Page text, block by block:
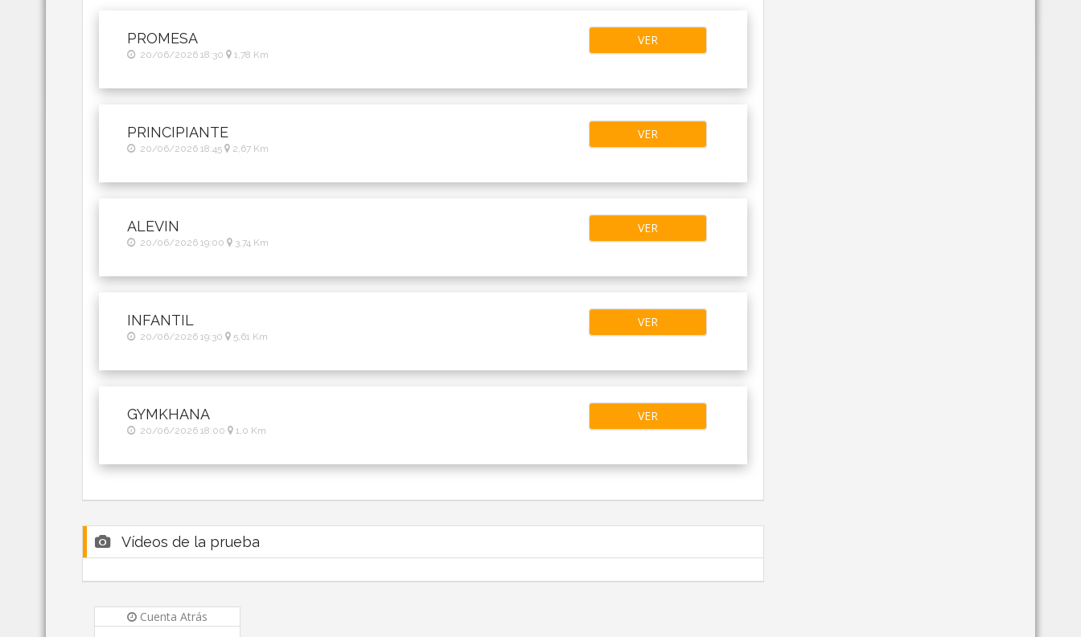
PROMESA
20/06/2026 18:30 1,78 Km
VER
PRINCIPIANTE
20/06/2026 18:45 2,67 Km
VER
ALEVIN
20/06/2026 19:00 3,74 Km
VER
INFANTIL
20/06/2026 19:30 5,61 Km
VER
GYMKHANA
20/06/2026 18:00 1,0 Km
VER
Vídeos de la prueba
Cuenta Atrás